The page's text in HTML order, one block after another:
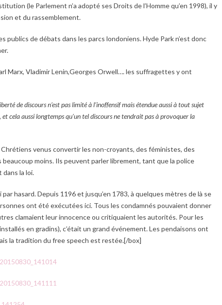
(le Parlement n’a adopté ses Droits de l’Homme qu’en 1998), il y
et du rassemblement.
publics de débats dans les parcs londoniens. Hyde Park n’est donc
Marx, Vladimir Lenin,Georges Orwell…. les suffragettes y ont
de discours n’est pas limité à l’inoffensif mais étendue aussi à tout sujet
cela aussi longtemps qu’un tel discours ne tendrait pas à provoquer la
venus convertir les non-croyants, des féministes, des
moins. Ils peuvent parler librement, tant que la police
la loi.
hasard. Depuis 1196 et jusqu’en 1783, à quelques mètres de là se
ont été exécutées ici. Tous les condamnés pouvaient donner
clamaient leur innocence ou critiquaient les autorités. Pour les
en gradins), c’était un grand événement. Les pendaisons ont
la tradition du free speech est restée.[/box]